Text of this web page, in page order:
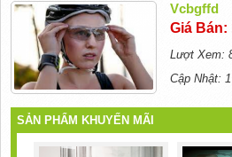
Vcbgffd
Giá Bán:
Lượt Xem:
Cập Nhật:
SẢN PHẨM KHUYẾN MÃI